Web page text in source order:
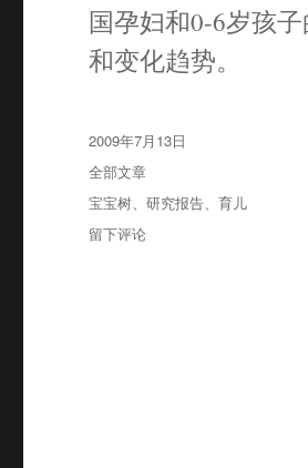
国孕妇和0-6岁孩
和变化趋势。
发
布
于
2009年7月13日
分
类
全部文章
标
签
宝宝树、研究报告、育儿
于
留下评论